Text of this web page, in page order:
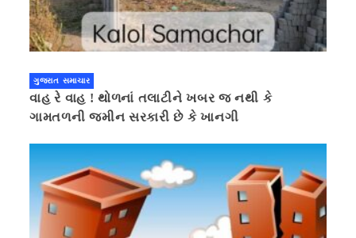
ગુજરાત સમાચાર
વાહ રે વાહ ! થોળનાં તલાટીને ખબર જ નથી કે
ગામતળની જમીન સરકારી છે કે ખાનગી